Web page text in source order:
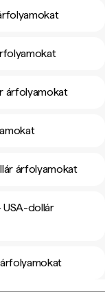
árfolyamokat
árfolyamokat
USA-dollár